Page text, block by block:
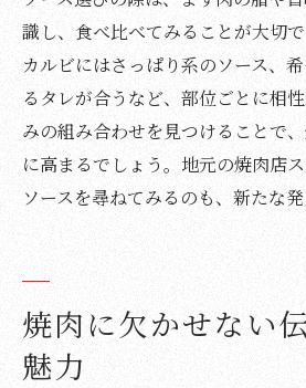
識し、食べ比べてみることが大切
カルビにはさっぱり系のソース、
るタレが合うなど、部位ごとに相
みの組み合わせを見つけることで
に高まるでしょう。地元の焼肉店
ソースを尋ねてみるのも、新たな発
焼肉に欠かせない
魅力